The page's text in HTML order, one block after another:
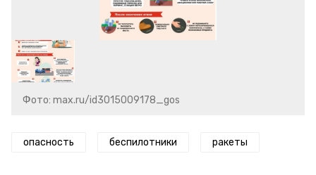
Фото: max.ru/id3015009178_gos
опасность беспилотники ракеты